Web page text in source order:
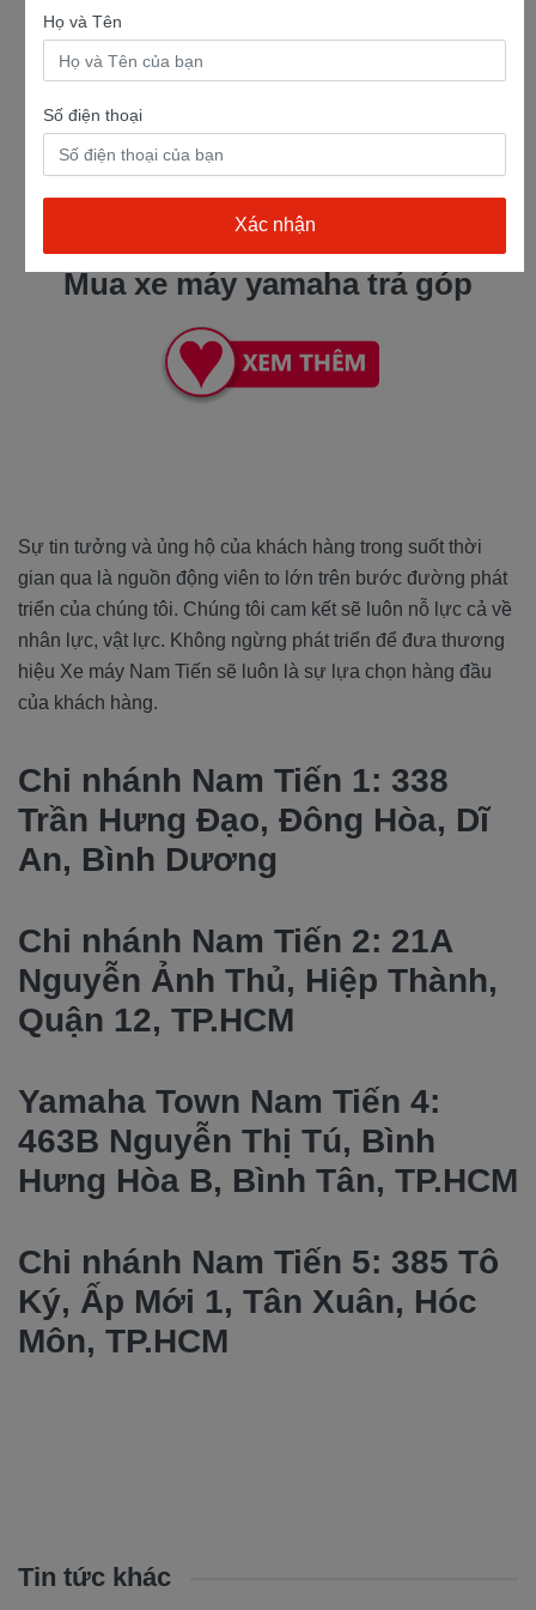
Mua xe máy yamaha trả góp
Sự tin tưởng và ủng hộ của khách hàng trong suốt thời
gian qua là nguồn động viên to lớn trên bước đường phát
triển của chúng tôi. Chúng tôi cam kết sẽ luôn nỗ lực cả về
nhân lực, vật lực. Không ngừng phát triển để đưa thương
hiệu Xe máy Nam Tiến sẽ luôn là sự lựa chọn hàng đầu
của khách hàng.
Chi nhánh Nam Tiến 1: 338
Trần Hưng Đạo, Đông Hòa, Dĩ
An, Bình Dương
Chi nhánh Nam Tiến 2: 21A
Nguyễn Ảnh Thủ, Hiệp Thành,
Quận 12, TP.HCM
Yamaha Town Nam Tiến 4:
463B Nguyễn Thị Tú, Bình
Hưng Hòa B, Bình Tân, TP.HCM
Chi nhánh Nam Tiến 5: 385 Tô
Ký, Ấp Mới 1, Tân Xuân, Hóc
Môn, TP.HCM
Tin tức khác
Họ và Tên
Số điện thoại